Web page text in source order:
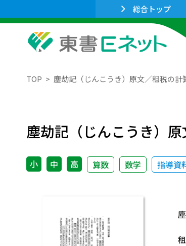
総合トップ
TOP 塵劫記（じんこうき）原文／租税の
塵劫記（じんこうき）
小 中 高 算数 数学 指導資